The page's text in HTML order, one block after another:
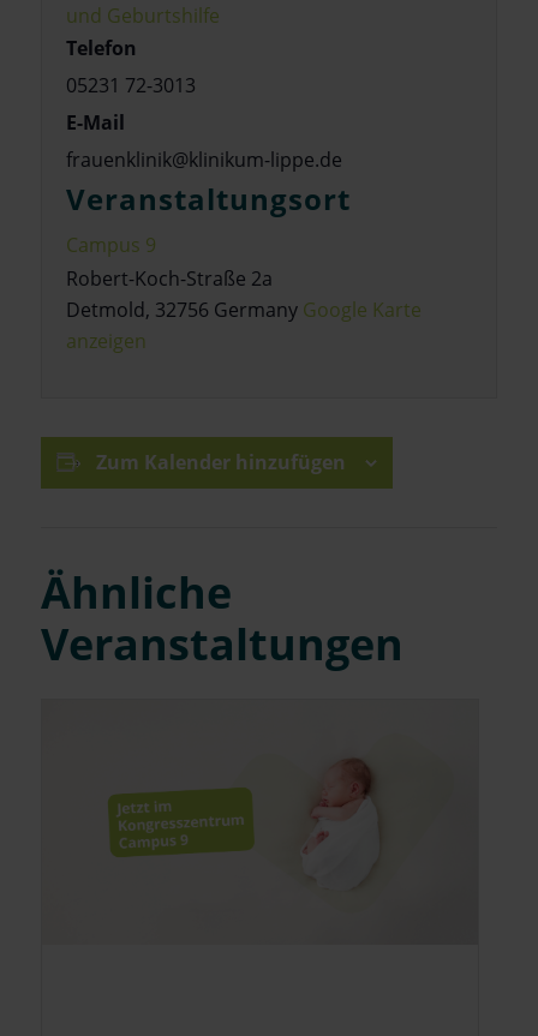
Veranstaltungsort
Campus 9
Robert-Koch-Straße 2a
Detmold, 32756 Germany Google Karte
anzeigen
und Geburtshilfe
Telefon
05231 72-3013
E-Mail
frauenklinik@klinikum-lippe.de
Zum Kalender hinzufügen
Ähnliche
Veranstaltungen